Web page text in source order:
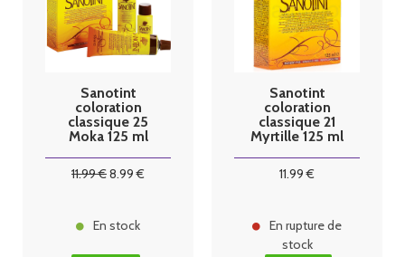
Sanotint
coloration
classique 25
Moka 125 ml
11.99€8.99 €
En stock
Sanotint
coloration
classique 21
Myrtille 125 ml
11.99 €
En rupture de
stock